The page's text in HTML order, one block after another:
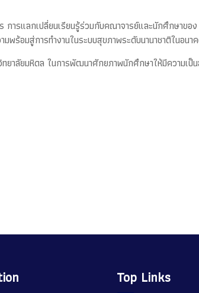
การแลกเปลี่ยนเรียนรู้ร่วมกับคณาจารย์และนักศึกษา
พร้อมสู่การทำงานในระบบสุขภาพระดับนานาชาติในอนา
ยาลัยมหิดล ในการพัฒนาศักยภาพนักศึกษาให้มีความเ
Top Links